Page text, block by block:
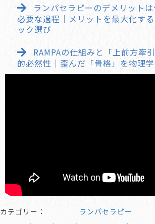
ランパセラピーのデメリット
必要な過程｜メリットを最大化す
ック選び
RAMPAの仕組みと「上前方牽
的必然性｜歪んだ「骨格」を物理
カテゴリー：
ランパセラピー